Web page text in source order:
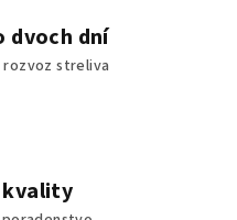
dvoch dní
rozvoz streliva
kvality